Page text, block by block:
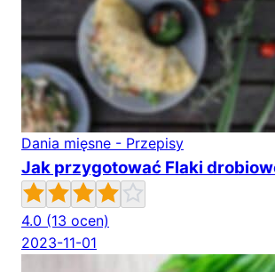
Dania mięsne - Przepisy
Jak przygotować Flaki
4.0 (13 ocen)
2023-11-01